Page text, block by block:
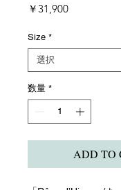
￥31,900価
Size *
数量 *
ADD TO